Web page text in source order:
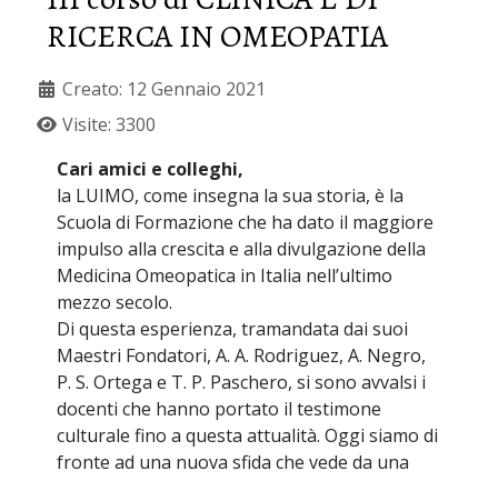
RICERCA IN OMEOPATIA
Creato: 12 Gennaio 2021
Visite: 3300
Cari amici e colleghi,
la LUIMO, come insegna la sua storia, è la
Scuola di Formazione che ha dato il maggiore
impulso alla crescita e alla divulgazione della
Medicina Omeopatica in Italia nell’ultimo
mezzo secolo.
Di questa esperienza, tramandata dai suoi
Maestri Fondatori, A. A. Rodriguez, A. Negro,
P. S. Ortega e T. P. Paschero, si sono avvalsi i
docenti che hanno portato il testimone
culturale fino a questa attualità. Oggi siamo di
fronte ad una nuova sfida che vede da una